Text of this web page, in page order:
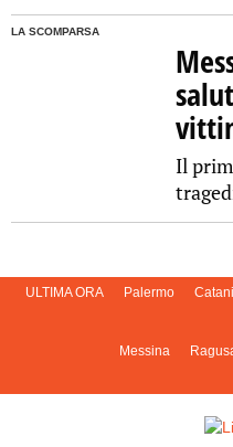
LA SCOMPARSA
Il
ULTIMA ORA Palermo
Messina